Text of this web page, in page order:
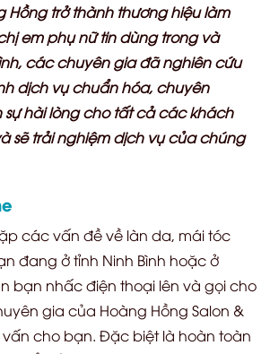
Hồng trở thành thương hiệu làm
em phụ nữ tin dùng trong và
các chuyên gia đã nghiên cứu
dịch vụ chuẩn hóa, chuyên
hài lòng cho tất cả các khách
sẽ trải nghiệm dịch vụ của chúng
các vấn đề về làn da, mái tóc
đang ở tỉnh Ninh Bình hoặc ở
bạn nhấc điện thoại lên và gọi cho
gia của Hoàng Hồng Salon &
vấn cho bạn. Đặc biệt là hoàn toàn